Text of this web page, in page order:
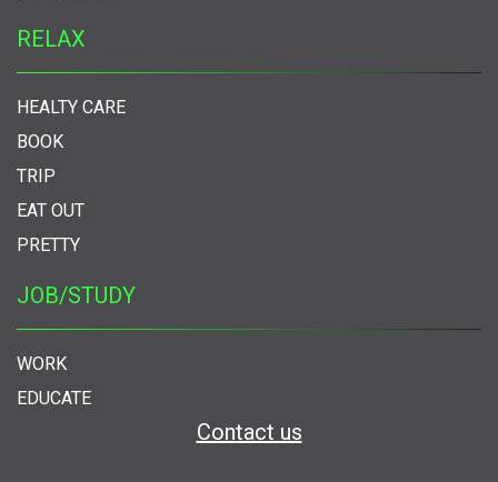
RELAX
HEALTY CARE
BOOK
TRIP
EAT OUT
PRETTY
JOB/STUDY
WORK
EDUCATE
Contact us